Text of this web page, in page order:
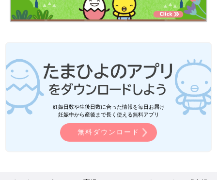
妊娠日数や生後日数に合った情報を毎日お届け
妊娠中から産後まで長く使える無料アプリ
無料ダウンロード